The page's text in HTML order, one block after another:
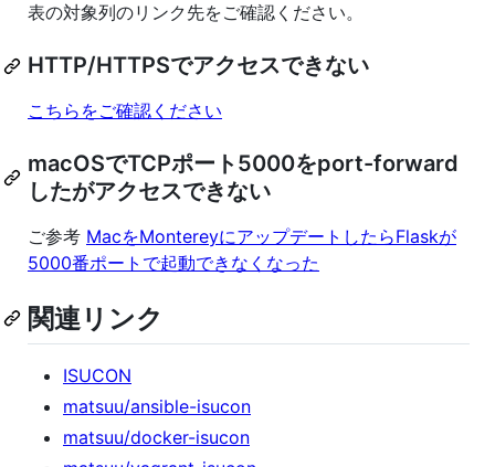
表の対象列のリンク先をご確認ください。
HTTP/HTTPSでアクセスできない
こちらをご確認ください
macOSでTCPポート5000をport-forward
したがアクセスできない
ご参考 MacをMontereyにアップデートしたらFlaskが
5000番ポートで起動できなくなった
関連リンク
ISUCON
matsuu/ansible-isucon
matsuu/docker-isucon